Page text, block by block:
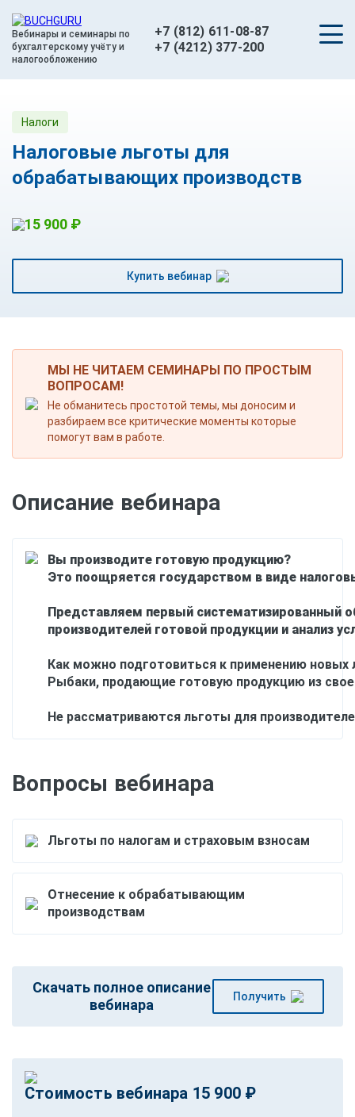
Вебинары и семинары по
бухгалтерскому учёту и
налогообложению
+7 (812) 611-08-87
+7 (4212) 377-200
Налоги
Налоговые льготы для
обрабатывающих производств
15 900 ₽
Купить вебинар
МЫ НЕ ЧИТАЕМ СЕМИНАРЫ ПО ПРОСТЫМ
ВОПРОСАМ!
Не обманитесь простотой темы, мы доносим и
разбираем все критические моменты которые
помогут вам в работе.
Описание вебинара
Вы производите готовую продукцию?
Это поощряется государством в виде
Представляем первый систематизированный
производителей готовой продукции и анализ
Как можно подготовиться к применению новых
Рыбаки, продающие готовую продукцию из
Не рассматриваются льготы для
Вопросы вебинара
Льготы по налогам и страховым взносам
Отнесение к обрабатывающим
производствам
Скачать полное описание
вебинара
Получить
Стоимость вебинара 15 900 ₽